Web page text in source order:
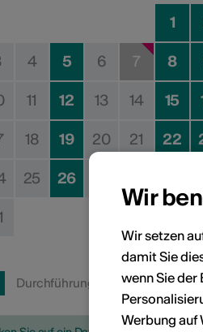
1
4 5 6 7 8
11 12 13 14 15
18 19 20 21 22
25 26
Durchführungsdatum
Wir
Wir setzen
damit Sie
wenn Sie der
Werbung auf